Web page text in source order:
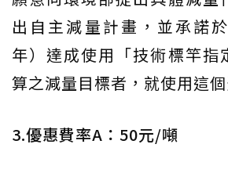
出自主減量計畫，並承諾
年）達成使用「技術標竿指
算之減量目標者，就使用這個
3.優惠費率A：50元/噸